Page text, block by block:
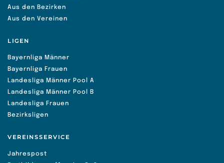
Aus den Bezirken
Aus den Vereinen
LIGEN
Bayernliga Männer
Bayernliga Frauen
Landesliga Männer Pool A
Landesliga Männer Pool B
Landesliga Frauen
Bezirksligen
VEREINSSERVICE
Jahrespost